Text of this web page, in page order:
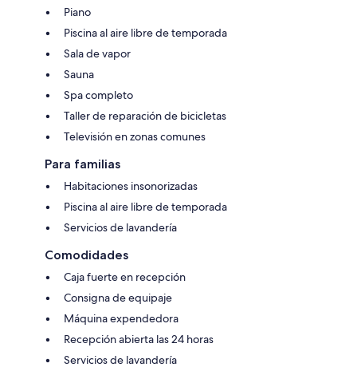
Piano
Piscina al aire libre de temporada
Sala de vapor
Sauna
Spa completo
Taller de reparación de bicicletas
Televisión en zonas comunes
Para familias
Habitaciones insonorizadas
Piscina al aire libre de temporada
Servicios de lavandería
Comodidades
Caja fuerte en recepción
Consigna de equipaje
Máquina expendedora
Recepción abierta las 24 horas
Servicios de lavandería